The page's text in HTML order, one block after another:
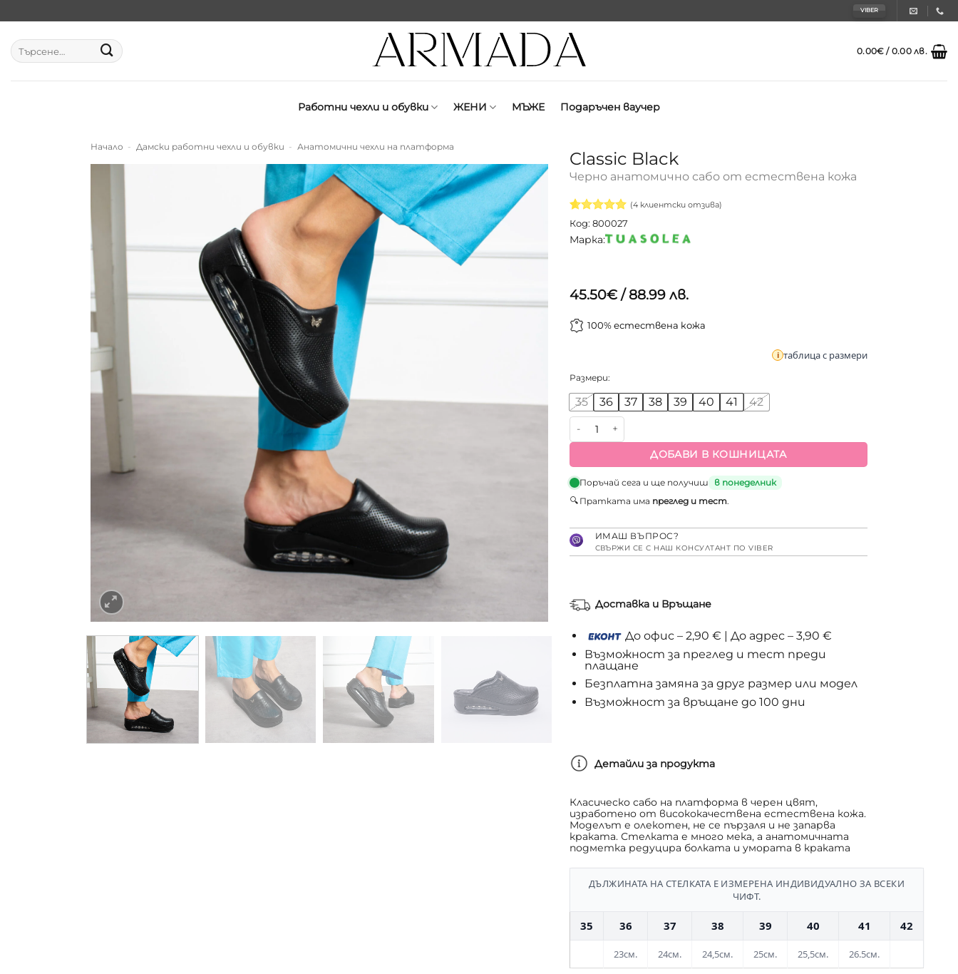
to
content
VIBER
Търсене
за:
0.00€ / 0.00 лв.
Работни чехли и обувки ЖЕНИ МЪЖЕ Подаръчен ваучер
Начало - Дамски работни чехли и обувки - Анатомични чехли на платформа
Classic Black
Черно анатомично сабо от естествена кожа
Оценен5
от 5,
базирано
4
(4клиентски отзива)
Код: 800027
Марка:
45.50€ / 88.99 лв.
100% естествена кожа
таблица с размери
Размери:
35 36 37 38 39 40 41 42
количество за Черно анатомично сабо от естествена кожа
ДОБАВИ В КОШНИЦАТА
Поръчай сега и ще получиш
в понеделник
🔍 Пратката има преглед и тест.
ИМАШ ВЪПРОС?
СВЪРЖИ СЕ С НАШ КОНСУЛТАНТ ПО VIBER
Доставка и Връщане
До офис – 2,90 € | До адрес – 3,90 €
Възможност за преглед и тест преди
плащане
Безплатна замяна за друг размер или модел
Възможност за връщане до 100 дни
Детайли за продукта
Класическо сабо на платформа в черен цвят,
изработено от висококачествена естествена кожа.
Моделът е олекотен, не се пързаля и не запарва
краката. Стелката е много мека, а анатомичната
подметка редуцира болката и умората в краката
ДЪЛЖИНАТА НА СТЕЛКАТА Е ИЗМЕРЕНА ИНДИВИДУАЛНО ЗА ВСЕКИ
ЧИФТ.
35 36 37 38 39 40 41 42
23см. 24см. 24,5см. 25см. 25,5см. 26.5см.